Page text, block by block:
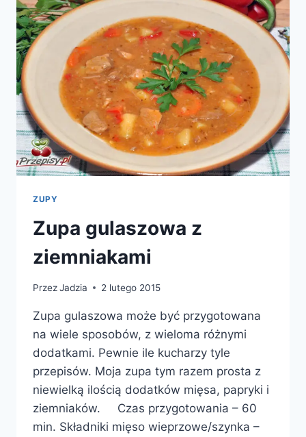
ZUPY
Zupa gulaszowa z
ziemniakami
PrzezJadzia 2 lutego 2015
Zupa gulaszowa może być przygotowana
na wiele sposobów, z wieloma różnymi
dodatkami. Pewnie ile kucharzy tyle
przepisów. Moja zupa tym razem prosta z
niewielką ilością dodatków mięsa, papryki i
ziemniaków. Czas przygotowania – 60
min. Składniki mięso wieprzowe/szynka –